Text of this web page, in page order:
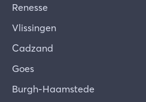
Renesse
Vlissingen
Cadzand
Goes
Burgh-Haamstede